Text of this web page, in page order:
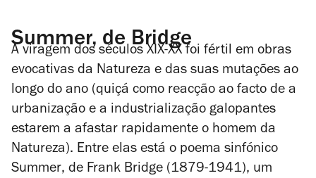
Summer, de Bridge
A viragem dos séculos XIX-XX foi fértil em obras
evocativas da Natureza e das suas mutações ao
longo do ano (quiçá como reacção ao facto de a
urbanização e a industrialização galopantes
estarem a afastar rapidamente o homem da
Natureza). Entre elas está o poema sinfónico
Summer, de Frank Bridge (1879-1941), um